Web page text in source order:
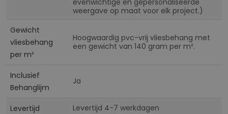
weergave op maat voor elk project.)
Gewicht
vliesbehang
per m²
Hoogwaardig pvc-vrij vliesbehang met
een gewicht van 140 gram per m².
Inclusief
Behanglijm
Ja
Levertijd Levertijd 4-7 werkdagen